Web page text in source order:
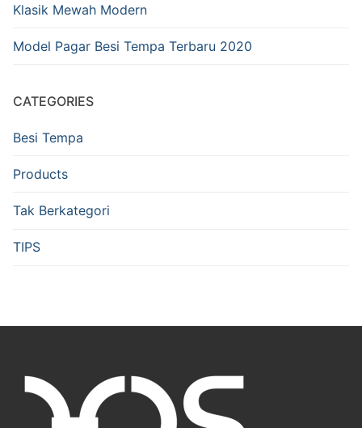
Klasik Mewah Modern
Model Pagar Besi Tempa Terbaru 2020
CATEGORIES
Besi Tempa
Products
Tak Berkategori
TIPS